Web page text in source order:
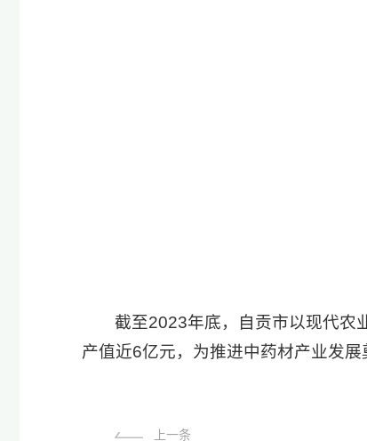
截至2023年底，自贡市以现代农
产值近6亿元，为推进中药材产业发展
上一条